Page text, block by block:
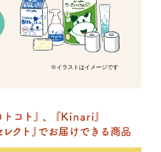
※イラストはイメージです